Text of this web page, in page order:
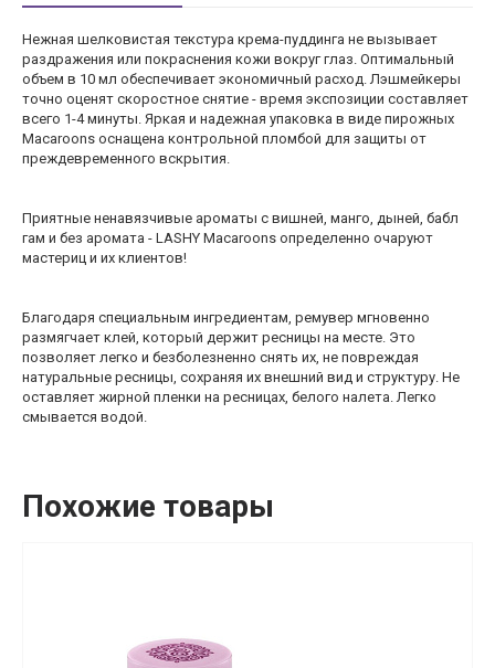
Нежная шелковистая текстура крема-пуддинга не вызывает
раздражения или покраснения кожи вокруг глаз. Оптимальный
объем в 10 мл обеспечивает экономичный расход. Лэшмейкеры
точно оценят скоростное снятие - время экспозиции составляет
всего 1-4 минуты. Яркая и надежная упаковка в виде пирожных
Macaroons оснащена контрольной пломбой для защиты от
преждевременного вскрытия.
Приятные ненавязчивые ароматы с вишней, манго, дыней, бабл
гам и без аромата - LASHY Macaroons определенно очаруют
мастериц и их клиентов!
Благодаря специальным ингредиентам, ремувер мгновенно
размягчает клей, который держит ресницы на месте. Это
позволяет легко и безболезненно снять их, не повреждая
натуральные ресницы, сохраняя их внешний вид и структуру. Не
оставляет жирной пленки на ресницах, белого налета. Легко
смывается водой.
Похожие товары